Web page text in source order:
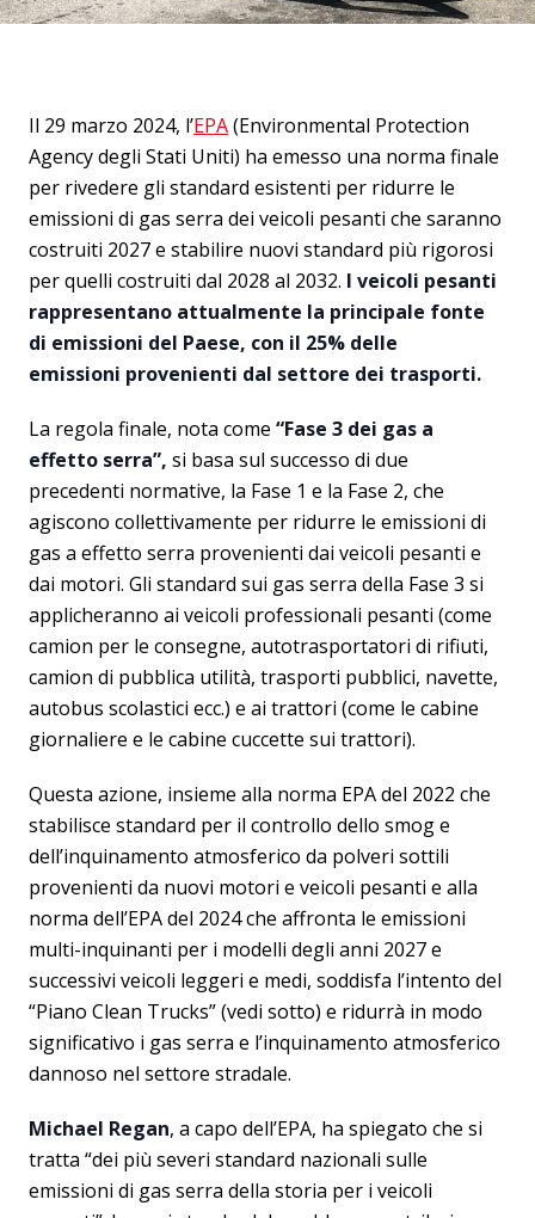
Il 29 marzo 2024, l’EPA(Environmental Protection
Agency degli Stati Uniti) ha emesso una norma finale
per rivedere gli standard esistenti per ridurre le
emissioni di gas serra dei veicoli pesanti che saranno
costruiti 2027 e stabilire nuovi standard più rigorosi
per quelli costruiti dal 2028 al 2032. I veicoli pesanti
rappresentano attualmente la principale fonte
di emissioni del Paese, con il 25% delle
emissioni provenienti dal settore dei trasporti.
La regola finale, nota come “Fase 3 dei gas a
effetto serra”, si basa sul successo di due
precedenti normative, la Fase 1 e la Fase 2, che
agiscono collettivamente per ridurre le emissioni di
gas a effetto serra provenienti dai veicoli pesanti e
dai motori. Gli standard sui gas serra della Fase 3 si
applicheranno ai veicoli professionali pesanti (come
camion per le consegne, autotrasportatori di rifiuti,
camion di pubblica utilità, trasporti pubblici, navette,
autobus scolastici ecc.) e ai trattori (come le cabine
giornaliere e le cabine cuccette sui trattori).
Questa azione, insieme alla norma EPA del 2022 che
stabilisce standard per il controllo dello smog e
dell’inquinamento atmosferico da polveri sottili
provenienti da nuovi motori e veicoli pesanti e alla
norma dell’EPA del 2024 che affronta le emissioni
multi-inquinanti per i modelli degli anni 2027 e
successivi veicoli leggeri e medi, soddisfa l’intento del
“Piano Clean Trucks” (vedi sotto) e ridurrà in modo
significativo i gas serra e l’inquinamento atmosferico
dannoso nel settore stradale.
Michael Regan, a capo dell’EPA, ha spiegato che si
tratta “dei più severi standard nazionali sulle
emissioni di gas serra della storia per i veicoli